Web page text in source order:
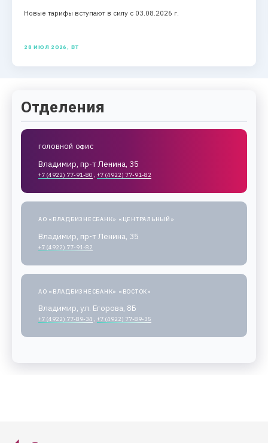
Новые тарифы вступают в силу с 03.08.2026 г.
28 ИЮЛ 2026, ВТ
Отделения
ГОЛОВНОЙ ОФИС
Владимир, пр-т Ленина, 35
+7 (4922) 77-91-80 , +7 (4922) 77-91-82
АО «ВЛАДБИЗНЕСБАНК» «ЦЕНТРАЛЬНЫЙ»
Владимир, пр-т Ленина, 35
+7 (4922) 77-91-82
АО «ВЛАДБИЗНЕСБАНК» «ВОСТОК»
Владимир, ул. Егорова, 8Б
+7 (4922) 77-89-34 , +7 (4922) 77-89-35